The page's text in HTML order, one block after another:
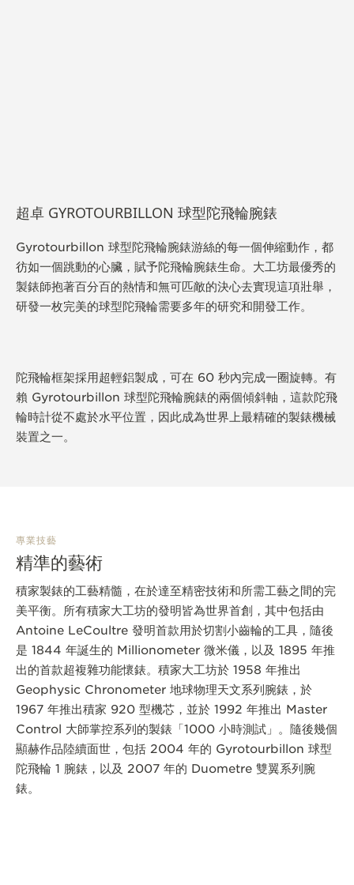
超卓 GYROTOURBILLON 球型陀飛輪腕錶
Gyrotourbillon 球型陀飛輪腕錶游絲的每一個伸縮動作，都
彷如一個跳動的心臟，賦予陀飛輪腕錶生命。大工坊最優秀的
製錶師抱著百分百的熱情和無可匹敵的決心去實現這項壯舉，
研發一枚完美的球型陀飛輪需要多年的研究和開發工作。
陀飛輪框架採用超輕鋁製成，可在 60 秒內完成一圈旋轉。有
賴 Gyrotourbillon 球型陀飛輪腕錶的兩個傾斜軸，這款陀飛
輪時計從不處於水平位置，因此成為世界上最精確的製錶機械
裝置之一。
專業技藝
精準的藝術
積家製錶的工藝精髓，在於達至精密技術和所需工藝之間的完
美平衡。所有積家大工坊的發明皆為世界首創，其中包括由
Antoine LeCoultre 發明首款用於切割小齒輪的工具，隨後
是 1844 年誕生的 Millionometer 微米儀，以及 1895 年推
出的首款超複雜功能懷錶。積家大工坊於 1958 年推出
Geophysic Chronometer 地球物理天文系列腕錶，於
1967 年推出積家 920 型機芯，並於 1992 年推出 Master
Control 大師掌控系列的製錶「1000 小時測試」。隨後幾個
顯赫作品陸續面世，包括 2004 年的 Gyrotourbillon 球型
陀飛輪 1 腕錶，以及 2007 年的 Duometre 雙翼系列腕
錶。